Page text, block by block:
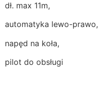
dł. max 11m,
automatyka lewo-prawo,
napęd na koła,
pilot do obsługi